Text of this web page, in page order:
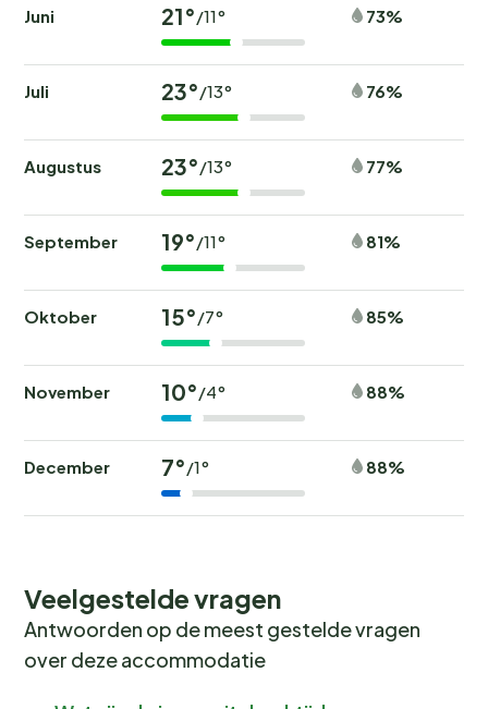
Juni 21°/11° 73%
Juli 23°/13° 76%
Augustus 23°/13° 77%
September 19°/11° 81%
Oktober 15°/7° 85%
November 10°/4° 88%
December 7°/1° 88%
Veelgestelde vragen
Antwoorden op de meest gestelde vragen
over deze accommodatie